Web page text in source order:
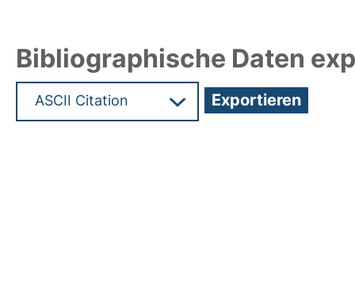
Bibliographische Daten